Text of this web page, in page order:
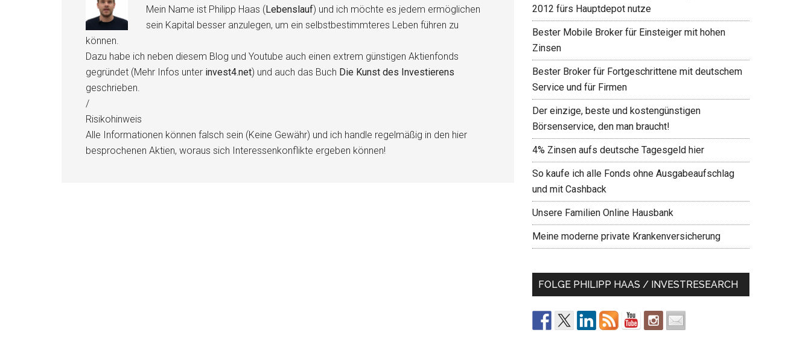
Mein Name ist Philipp Haas (Lebenslauf) und ich möchte es jedem ermöglichen
sein Kapital besser anzulegen, um ein selbstbestimmteres Leben führen zu
können.
Dazu habe ich neben diesem Blog und Youtube auch einen extrem günstigen Aktienfonds
gegründet (Mehr Infos unter invest4.net) und auch das Buch Die Kunst des Investierens
geschrieben.
/
Risikohinweis
Alle Informationen können falsch sein (Keine Gewähr) und ich handle regelmäßig in den hier
besprochenen Aktien, woraus sich Interessenkonflikte ergeben können!
2012 fürs Hauptdepot nutze
Bester Mobile Broker für Einsteiger mit hohen
Zinsen
Bester Broker für Fortgeschrittene mit deutschem
Service und für Firmen
Der einzige, beste und kostengünstigen
Börsenservice, den man braucht!
4% Zinsen aufs deutsche Tagesgeld hier
So kaufe ich alle Fonds ohne Ausgabeaufschlag
und mit Cashback
Unsere Familien Online Hausbank
Meine moderne private Krankenversicherung
FOLGE PHILIPP HAAS / INVESTRESEARCH